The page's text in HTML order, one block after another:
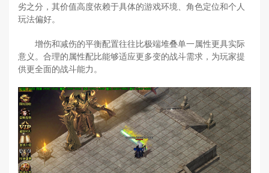
劣之分，其价值高度依赖于具体的游戏环境、角色定位和个人
玩法偏好。
增伤和减伤的平衡配置往往比极端堆叠单一属性更具实际
意义。合理的属性配比能够适应更多变的战斗需求，为玩家提
供更全面的战斗能力。